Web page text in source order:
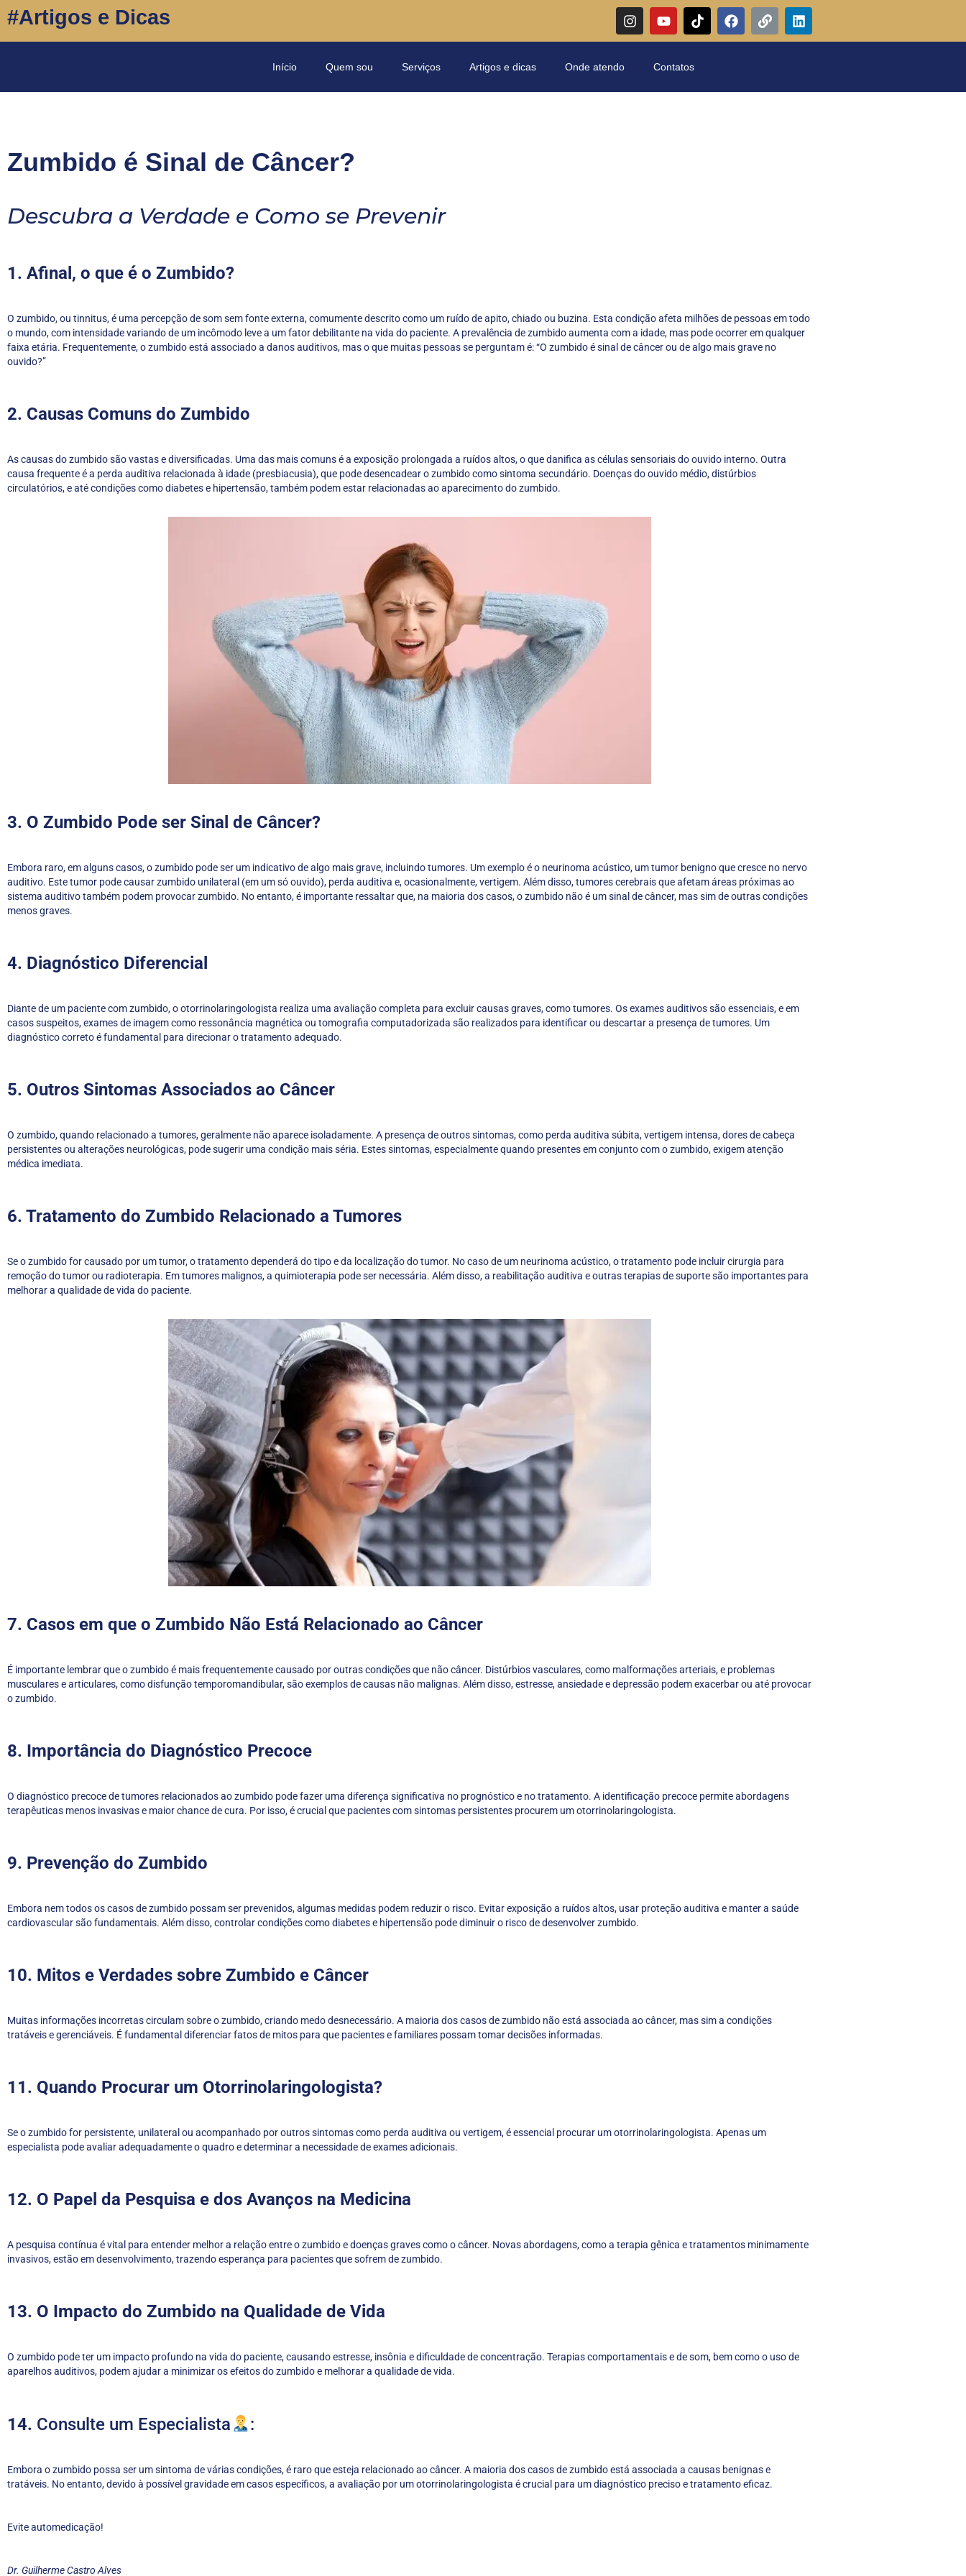
#Artigos e Dicas
Início Quem sou Serviços Artigos e dicas Onde atendo Contatos
Zumbido é Sinal de Câncer?
Descubra a Verdade e Como se Prevenir
1. Afinal, o que é o Zumbido?
O zumbido, ou tinnitus, é uma percepção de som sem fonte externa, comumente descrito como um ruído de apito, chiado ou buzina. Esta condição afeta milhões de pessoas em todo
o mundo, com intensidade variando de um incômodo leve a um fator debilitante na vida do paciente. A prevalência de zumbido aumenta com a idade, mas pode ocorrer em qualquer
faixa etária. Frequentemente, o zumbido está associado a danos auditivos, mas o que muitas pessoas se perguntam é: “O zumbido é sinal de câncer ou de algo mais grave no
ouvido?”
2. Causas Comuns do Zumbido
As causas do zumbido são vastas e diversificadas. Uma das mais comuns é a exposição prolongada a ruídos altos, o que danifica as células sensoriais do ouvido interno. Outra
causa frequente é a perda auditiva relacionada à idade (presbiacusia), que pode desencadear o zumbido como sintoma secundário. Doenças do ouvido médio, distúrbios
circulatórios, e até condições como diabetes e hipertensão, também podem estar relacionadas ao aparecimento do zumbido.
3. O Zumbido Pode ser Sinal de Câncer?
Embora raro, em alguns casos, o zumbido pode ser um indicativo de algo mais grave, incluindo tumores. Um exemplo é o neurinoma acústico, um tumor benigno que cresce no nervo
auditivo. Este tumor pode causar zumbido unilateral (em um só ouvido), perda auditiva e, ocasionalmente, vertigem. Além disso, tumores cerebrais que afetam áreas próximas ao
sistema auditivo também podem provocar zumbido. No entanto, é importante ressaltar que, na maioria dos casos, o zumbido não é um sinal de câncer, mas sim de outras condições
menos graves.
4. Diagnóstico Diferencial
Diante de um paciente com zumbido, o otorrinolaringologista realiza uma avaliação completa para excluir causas graves, como tumores. Os exames auditivos são essenciais, e em
casos suspeitos, exames de imagem como ressonância magnética ou tomografia computadorizada são realizados para identificar ou descartar a presença de tumores. Um
diagnóstico correto é fundamental para direcionar o tratamento adequado.
5. Outros Sintomas Associados ao Câncer
O zumbido, quando relacionado a tumores, geralmente não aparece isoladamente. A presença de outros sintomas, como perda auditiva súbita, vertigem intensa, dores de cabeça
persistentes ou alterações neurológicas, pode sugerir uma condição mais séria. Estes sintomas, especialmente quando presentes em conjunto com o zumbido, exigem atenção
médica imediata.
6. Tratamento do Zumbido Relacionado a Tumores
Se o zumbido for causado por um tumor, o tratamento dependerá do tipo e da localização do tumor. No caso de um neurinoma acústico, o tratamento pode incluir cirurgia para
remoção do tumor ou radioterapia. Em tumores malignos, a quimioterapia pode ser necessária. Além disso, a reabilitação auditiva e outras terapias de suporte são importantes para
melhorar a qualidade de vida do paciente.
7. Casos em que o Zumbido Não Está Relacionado ao Câncer
É importante lembrar que o zumbido é mais frequentemente causado por outras condições que não câncer. Distúrbios vasculares, como malformações arteriais, e problemas
musculares e articulares, como disfunção temporomandibular, são exemplos de causas não malignas. Além disso, estresse, ansiedade e depressão podem exacerbar ou até provocar
o zumbido.
8. Importância do Diagnóstico Precoce
O diagnóstico precoce de tumores relacionados ao zumbido pode fazer uma diferença significativa no prognóstico e no tratamento. A identificação precoce permite abordagens
terapêuticas menos invasivas e maior chance de cura. Por isso, é crucial que pacientes com sintomas persistentes procurem um otorrinolaringologista.
9. Prevenção do Zumbido
Embora nem todos os casos de zumbido possam ser prevenidos, algumas medidas podem reduzir o risco. Evitar exposição a ruídos altos, usar proteção auditiva e manter a saúde
cardiovascular são fundamentais. Além disso, controlar condições como diabetes e hipertensão pode diminuir o risco de desenvolver zumbido.
10. Mitos e Verdades sobre Zumbido e Câncer
Muitas informações incorretas circulam sobre o zumbido, criando medo desnecessário. A maioria dos casos de zumbido não está associada ao câncer, mas sim a condições
tratáveis e gerenciáveis. É fundamental diferenciar fatos de mitos para que pacientes e familiares possam tomar decisões informadas.
11. Quando Procurar um Otorrinolaringologista?
Se o zumbido for persistente, unilateral ou acompanhado por outros sintomas como perda auditiva ou vertigem, é essencial procurar um otorrinolaringologista. Apenas um
especialista pode avaliar adequadamente o quadro e determinar a necessidade de exames adicionais.
12. O Papel da Pesquisa e dos Avanços na Medicina
A pesquisa contínua é vital para entender melhor a relação entre o zumbido e doenças graves como o câncer. Novas abordagens, como a terapia gênica e tratamentos minimamente
invasivos, estão em desenvolvimento, trazendo esperança para pacientes que sofrem de zumbido.
13. O Impacto do Zumbido na Qualidade de Vida
O zumbido pode ter um impacto profundo na vida do paciente, causando estresse, insônia e dificuldade de concentração. Terapias comportamentais e de som, bem como o uso de
aparelhos auditivos, podem ajudar a minimizar os efeitos do zumbido e melhorar a qualidade de vida.
14. Consulte um Especialista :
Embora o zumbido possa ser um sintoma de várias condições, é raro que esteja relacionado ao câncer. A maioria dos casos de zumbido está associada a causas benignas e
tratáveis. No entanto, devido à possível gravidade em casos específicos, a avaliação por um otorrinolaringologista é crucial para um diagnóstico preciso e tratamento eficaz.
Evite automedicação!
Dr. Guilherme Castro Alves